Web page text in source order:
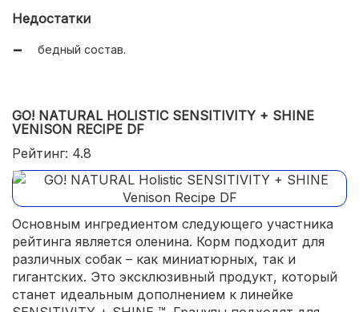
Недостатки
бедный состав.
GO! NATURAL HOLISTIC SENSITIVITY + SHINE
VENISON RECIPE DF
Рейтинг: 4.8
Основным ингредиентом следующего участника
рейтинга является оленина. Корм подходит для
различных собак – как миниатюрных, так и
гигантских. Это эксклюзивный продукт, который
станет идеальным дополнением к линейке